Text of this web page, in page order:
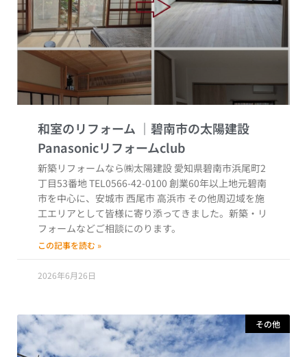
和室のリフォーム
新築リフォームなら㈱太陽建設 愛知県碧南市浜尾町2
丁目53番地 TEL0566-42-0100 創業60年以上地元碧南
市を中心に、安城市 西尾市 高浜市 その他周辺域を施
工エリアとして皆様に寄り添ってきました。新築・リ
フォームなどご相談にのります。
この記事を読む »
2026年6月26日
その他